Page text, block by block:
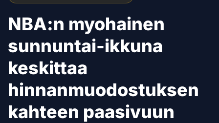
NBA:n myohainen
sunnuntai-ikkuna
keskittaa
hinnanmuodostuksen
kahteen paasivuun